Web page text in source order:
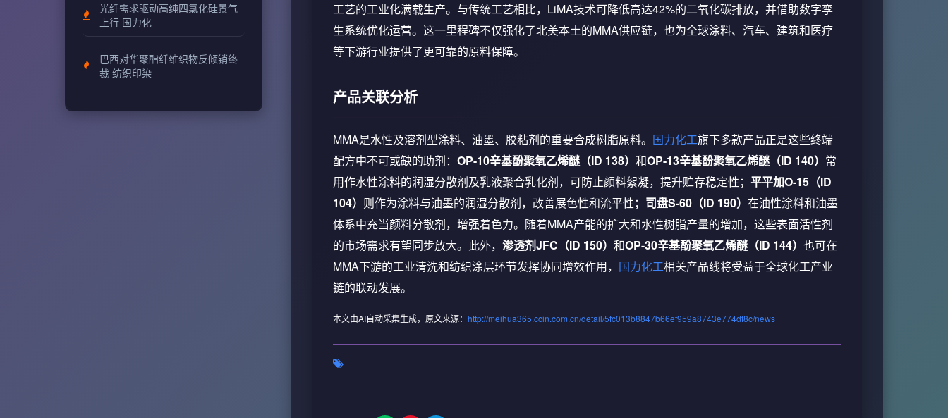
光纤需求驱动高纯四氯化硅景气
上行 国力化
巴西对华聚酯纤维织物反倾销终
裁 纺织印染
工艺的工业化满载生产。与传统工艺相比，LiMA技术可降低高达42%的二氧化碳排放，并借助数字孪
生系统优化运营。这一里程碑不仅强化了北美本土的MMA供应链，也为全球涂料、汽车、建筑和医疗
等下游行业提供了更可靠的原料保障。
产品关联分析
MMA是水性及溶剂型涂料、油墨、胶粘剂的重要合成树脂原料。 国力化工旗下多款产品正是这些终端
配方中不可或缺的助剂： OP-10辛基酚聚氧乙烯醚（ID 138） 和OP-13辛基酚聚氧乙烯醚（ID 140） 常
用作水性涂料的润湿分散剂及乳液聚合乳化剂，可防止颜料絮凝，提升贮存稳定性； 平平加O-15（ID
104） 则作为涂料与油墨的润湿分散剂，改善展色性和流平性； 司盘S-60（ID 190） 在油性涂料和油墨
体系中充当颜料分散剂，增强着色力。随着MMA产能的扩大和水性树脂产量的增加，这些表面活性剂
的市场需求有望同步放大。此外， 渗透剂JFC（ID 150） 和OP-30辛基酚聚氧乙烯醚（ID 144） 也可在
MMA下游的工业清洗和纺织涂层环节发挥协同增效作用， 国力化工相关产品线将受益于全球化工产业
链的联动发展。
本文由AI自动采集生成，原文来源： http://meihua365.ccin.com.cn/detail/5fc013b8847b66ef959a8743e774df8c/news